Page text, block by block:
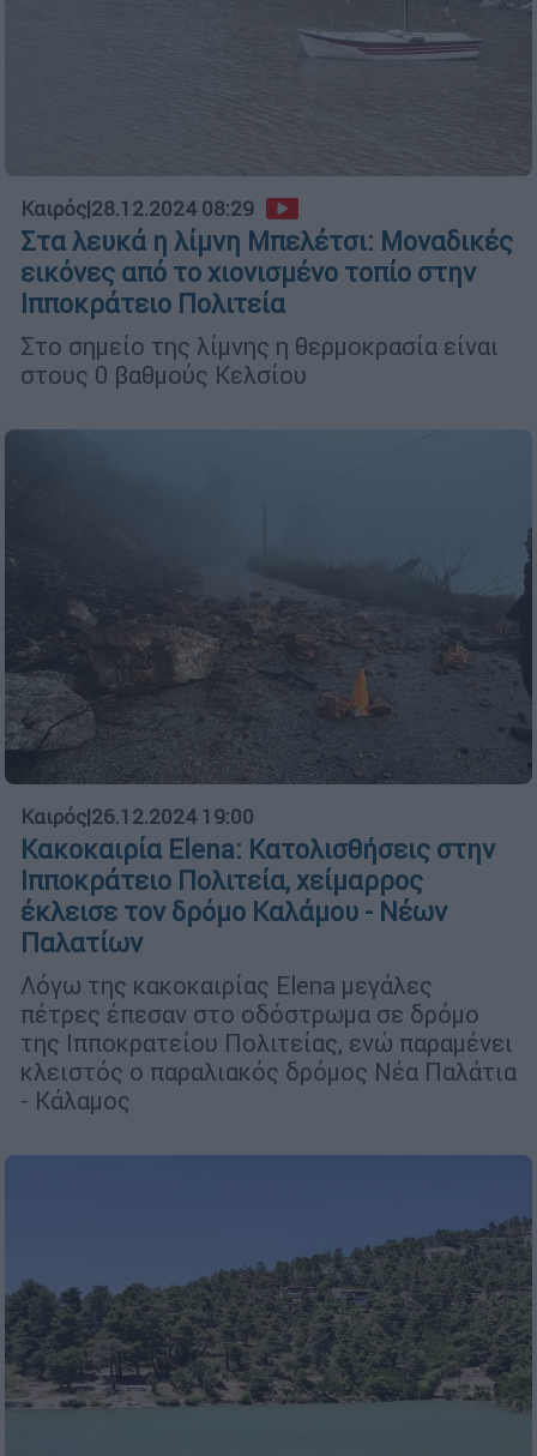
Καιρός|28.12.2024 08:29
Στα λευκά η λίμνη Μπελέτσι: Μοναδικές
εικόνες από το χιονισμένο τοπίο στην
Ιπποκράτειο Πολιτεία
Στο σημείο της λίμνης η θερμοκρασία είναι
στους 0 βαθμούς Κελσίου
Καιρός|26.12.2024 19:00
Κακοκαιρία Elena: Κατολισθήσεις στην
Ιπποκράτειο Πολιτεία, χείμαρρος
έκλεισε τον δρόμο Καλάμου - Νέων
Παλατίων
Λόγω της κακοκαιρίας Elena μεγάλες
πέτρες έπεσαν στο οδόστρωμα σε δρόμο
της Ιπποκρατείου Πολιτείας, ενώ παραμένει
κλειστός ο παραλιακός δρόμος Νέα Παλάτια
- Κάλαμος